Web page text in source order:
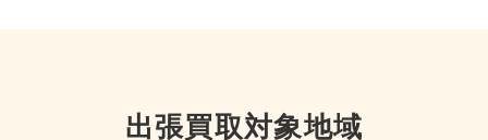
出張買取対象地域